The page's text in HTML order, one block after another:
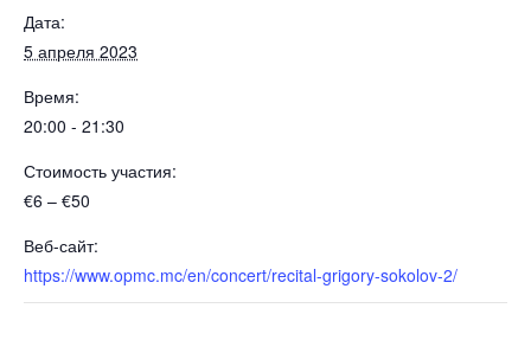
Дата:
5 апреля 2023
Время:
20:00 - 21:30
Стоимость участия:
€6 – €50
Веб-сайт:
https://www.opmc.mc/en/concert/recital-grigory-sokolov-2/